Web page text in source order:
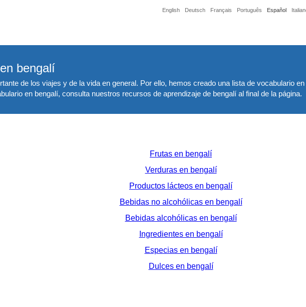
English Deutsch Français Português Español
bengalí
de los viajes y de la vida en general. Por ello, hemos creado una lista de vocabulario
en bengalí, consulta nuestros recursos de aprendizaje de bengalí al final de la página.
Frutas en bengalí
Verduras en bengalí
Productos lácteos en bengalí
Bebidas no alcohólicas en bengalí
Bebidas alcohólicas en bengalí
Ingredientes en bengalí
Especias en bengalí
Dulces en bengalí